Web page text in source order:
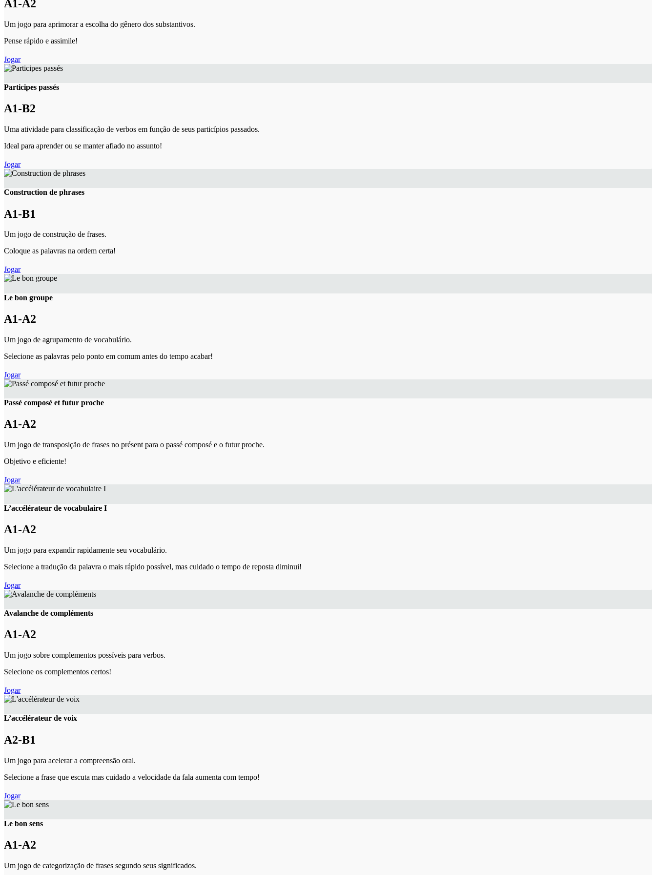
A1-A2
Um jogo para aprimorar a escolha do gênero dos substantivos.
Pense rápido e assimile!
Jogar
Participes passés
A1-B2
Uma atividade para classificação de verbos em função de seus particípios passados.
Ideal para aprender ou se manter afiado no assunto!
Jogar
Construction de phrases
A1-B1
Um jogo de construção de frases.
Coloque as palavras na ordem certa!
Jogar
Le bon groupe
A1-A2
Um jogo de agrupamento de vocabulário.
Selecione as palavras pelo ponto em comum antes do tempo acabar!
Jogar
Passé composé et futur proche
A1-A2
Um jogo de transposição de frases no présent para o passé composé e o futur proche.
Objetivo e eficiente!
Jogar
L’accélérateur de vocabulaire I
A1-A2
Um jogo para expandir rapidamente seu vocabulário.
Selecione a tradução da palavra o mais rápido possível, mas cuidado o tempo de reposta diminui!
Jogar
Avalanche de compléments
A1-A2
Um jogo sobre complementos possíveis para verbos.
Selecione os complementos certos!
Jogar
L’accélérateur de voix
A2-B1
Um jogo para acelerar a compreensão oral.
Selecione a frase que escuta mas cuidado a velocidade da fala aumenta com tempo!
Jogar
Le bon sens
A1-A2
Um jogo de categorização de frases segundo seus significados.